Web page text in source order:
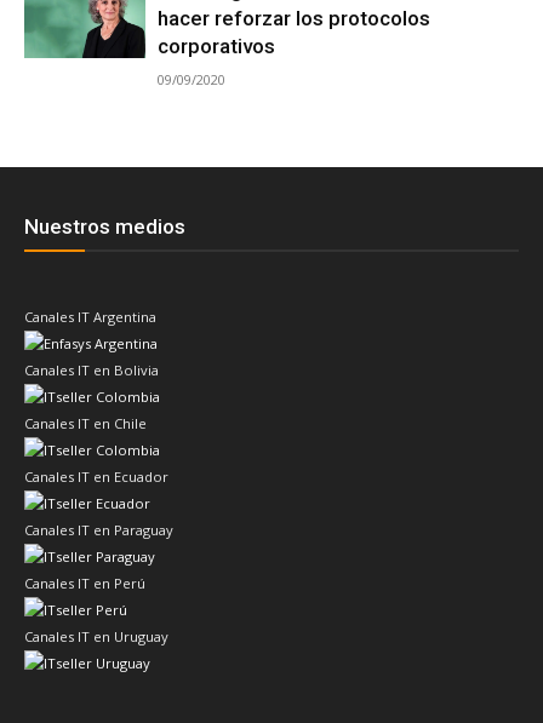
hacer reforzar los protocolos
corporativos
09/09/2020
Nuestros medios
Canales IT Argentina
Canales IT en Bolivia
Canales IT en Chile
Canales IT en Ecuador
Canales IT en Paraguay
Canales IT en Perú
Canales IT en Uruguay